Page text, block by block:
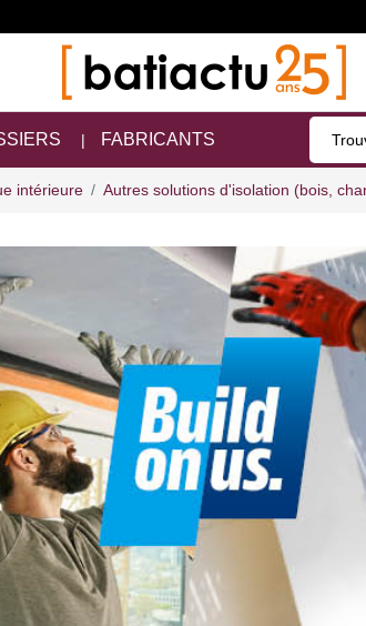
FABRICANTS
intérieure Autres solutions d'isolation (bois,